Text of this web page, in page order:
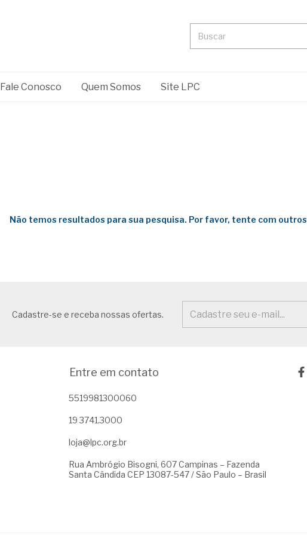
Fale Conosco Quem Somos Site LPC
Não temos resultados para sua pesquisa. Por favor, tente com
Cadastre-se e receba nossas ofertas.
Entre em contato
5519981300060
19 3741.3000
loja@lpc.org.br
Rua Ambrógio Bisogni, 607 Campinas – Fazenda
Santa Cândida CEP 13087-547 / São Paulo – Brasil